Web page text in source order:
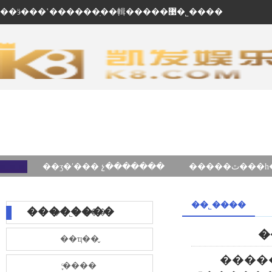
��ӭ���ʽ������ֽ��輯�����޹�˾����
��ʒ�ʹ��� չ�������
��������
��˾����
��ҵ��̬
֪ͨ����
��˾����